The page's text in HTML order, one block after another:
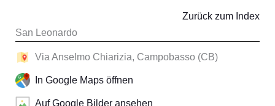
San Leonardo
Zurück zum Index
Via Anselmo Chiarizia, Campobasso (CB)
In Google Maps öffnen
Auf Google Bilder ansehen